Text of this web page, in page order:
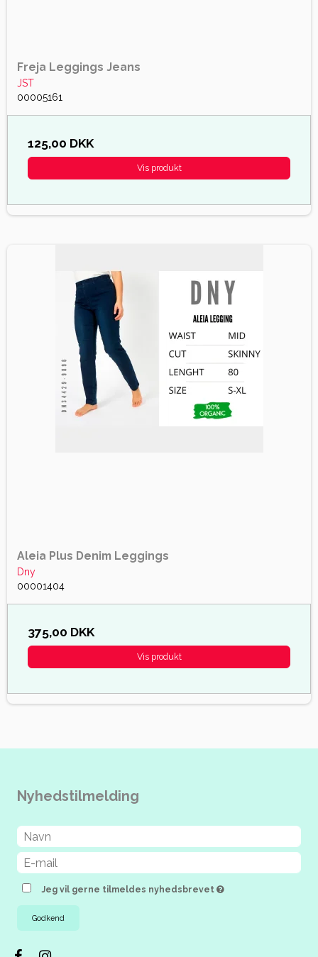
Freja Leggings Jeans
JST
00005161
125,00 DKK
Vis produkt
Aleia Plus Denim Leggings
Dny
00001404
375,00 DKK
Vis produkt
Nyhedstilmelding
Jeg vil gerne tilmeldes nyhedsbrevet
Godkend